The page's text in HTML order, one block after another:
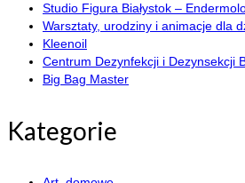
Studio Figura Białystok –
Warsztaty, urodziny i animacje dla
Kleenoil
Centrum Dezynfekcji i Dezynsekcji
Big Bag Master
Kategorie